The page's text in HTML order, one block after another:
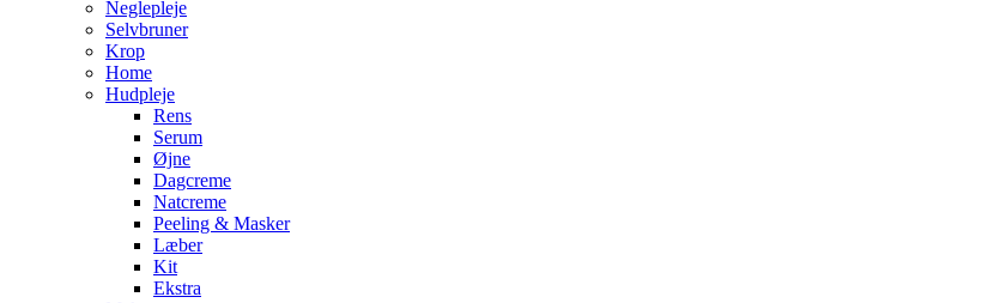
Neglepleje
Selvbruner
Krop
Home
Hudpleje
Rens
Serum
Øjne
Dagcreme
Natcreme
Peeling & Masker
Læber
Kit
Ekstra